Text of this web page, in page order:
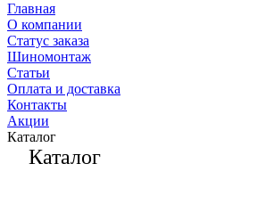
Главная
О компании
Статус заказа
Шиномонтаж
Статьи
Оплата и доставка
Контакты
Акции
Каталог
Каталог